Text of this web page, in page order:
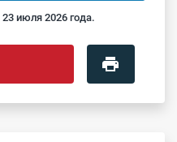
23 июля 2026 года.